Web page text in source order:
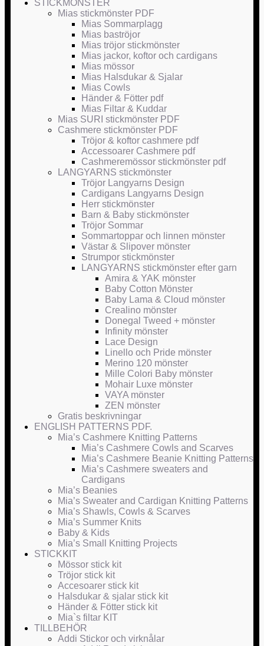
STICKMÖNSTER
Mias stickmönster PDF
Mias Sommarplagg
Mias baströjor
Mias tröjor stickmönster
Mias jackor, koftor och cardigans
Mias mössor
Mias Halsdukar & Sjalar
Mias Cowls
Händer & Fötter pdf
Mias Filtar & Kuddar
Mias SURI stickmönster PDF
Cashmere stickmönster PDF
Tröjor & koftor cashmere pdf
Accessoarer Cashmere pdf
Cashmeremössor stickmönster pdf
LANGYARNS stickmönster
Tröjor Langyarns Design
Cardigans Langyarns Design
Herr stickmönster
Barn & Baby stickmönster
Tröjor Sommar
Sommartoppar och linnen mönster
Västar & Slipover mönster
Strumpor stickmönster
LANGYARNS stickmönster efter garn
Amira & YAK mönster
Baby Cotton Mönster
Baby Lama & Cloud mönster
Crealino mönster
Donegal Tweed + mönster
Infinity mönster
Lace Design
Linello och Pride mönster
Merino 120 mönster
Mille Colori Baby mönster
Mohair Luxe mönster
VAYA mönster
ZEN mönster
Gratis beskrivningar
ENGLISH PATTERNS PDF.
Mia’s Cashmere Knitting Patterns
Mia’s Cashmere Cowls and Scarves
Mia’s Cashmere Beanie Knitting Patterns
Mia’s Cashmere sweaters and
Cardigans
Mia’s Beanies
Mia’s Sweater and Cardigan Knitting Patterns
Mia’s Shawls, Cowls & Scarves
Mia’s Summer Knits
Baby & Kids
Mia’s Small Knitting Projects
STICKKIT
Mössor stick kit
Tröjor stick kit
Accesoarer stick kit
Halsdukar & sjalar stick kit
Händer & Fötter stick kit
Mia`s filtar KIT
TILLBEHÖR
Addi Stickor och virknålar